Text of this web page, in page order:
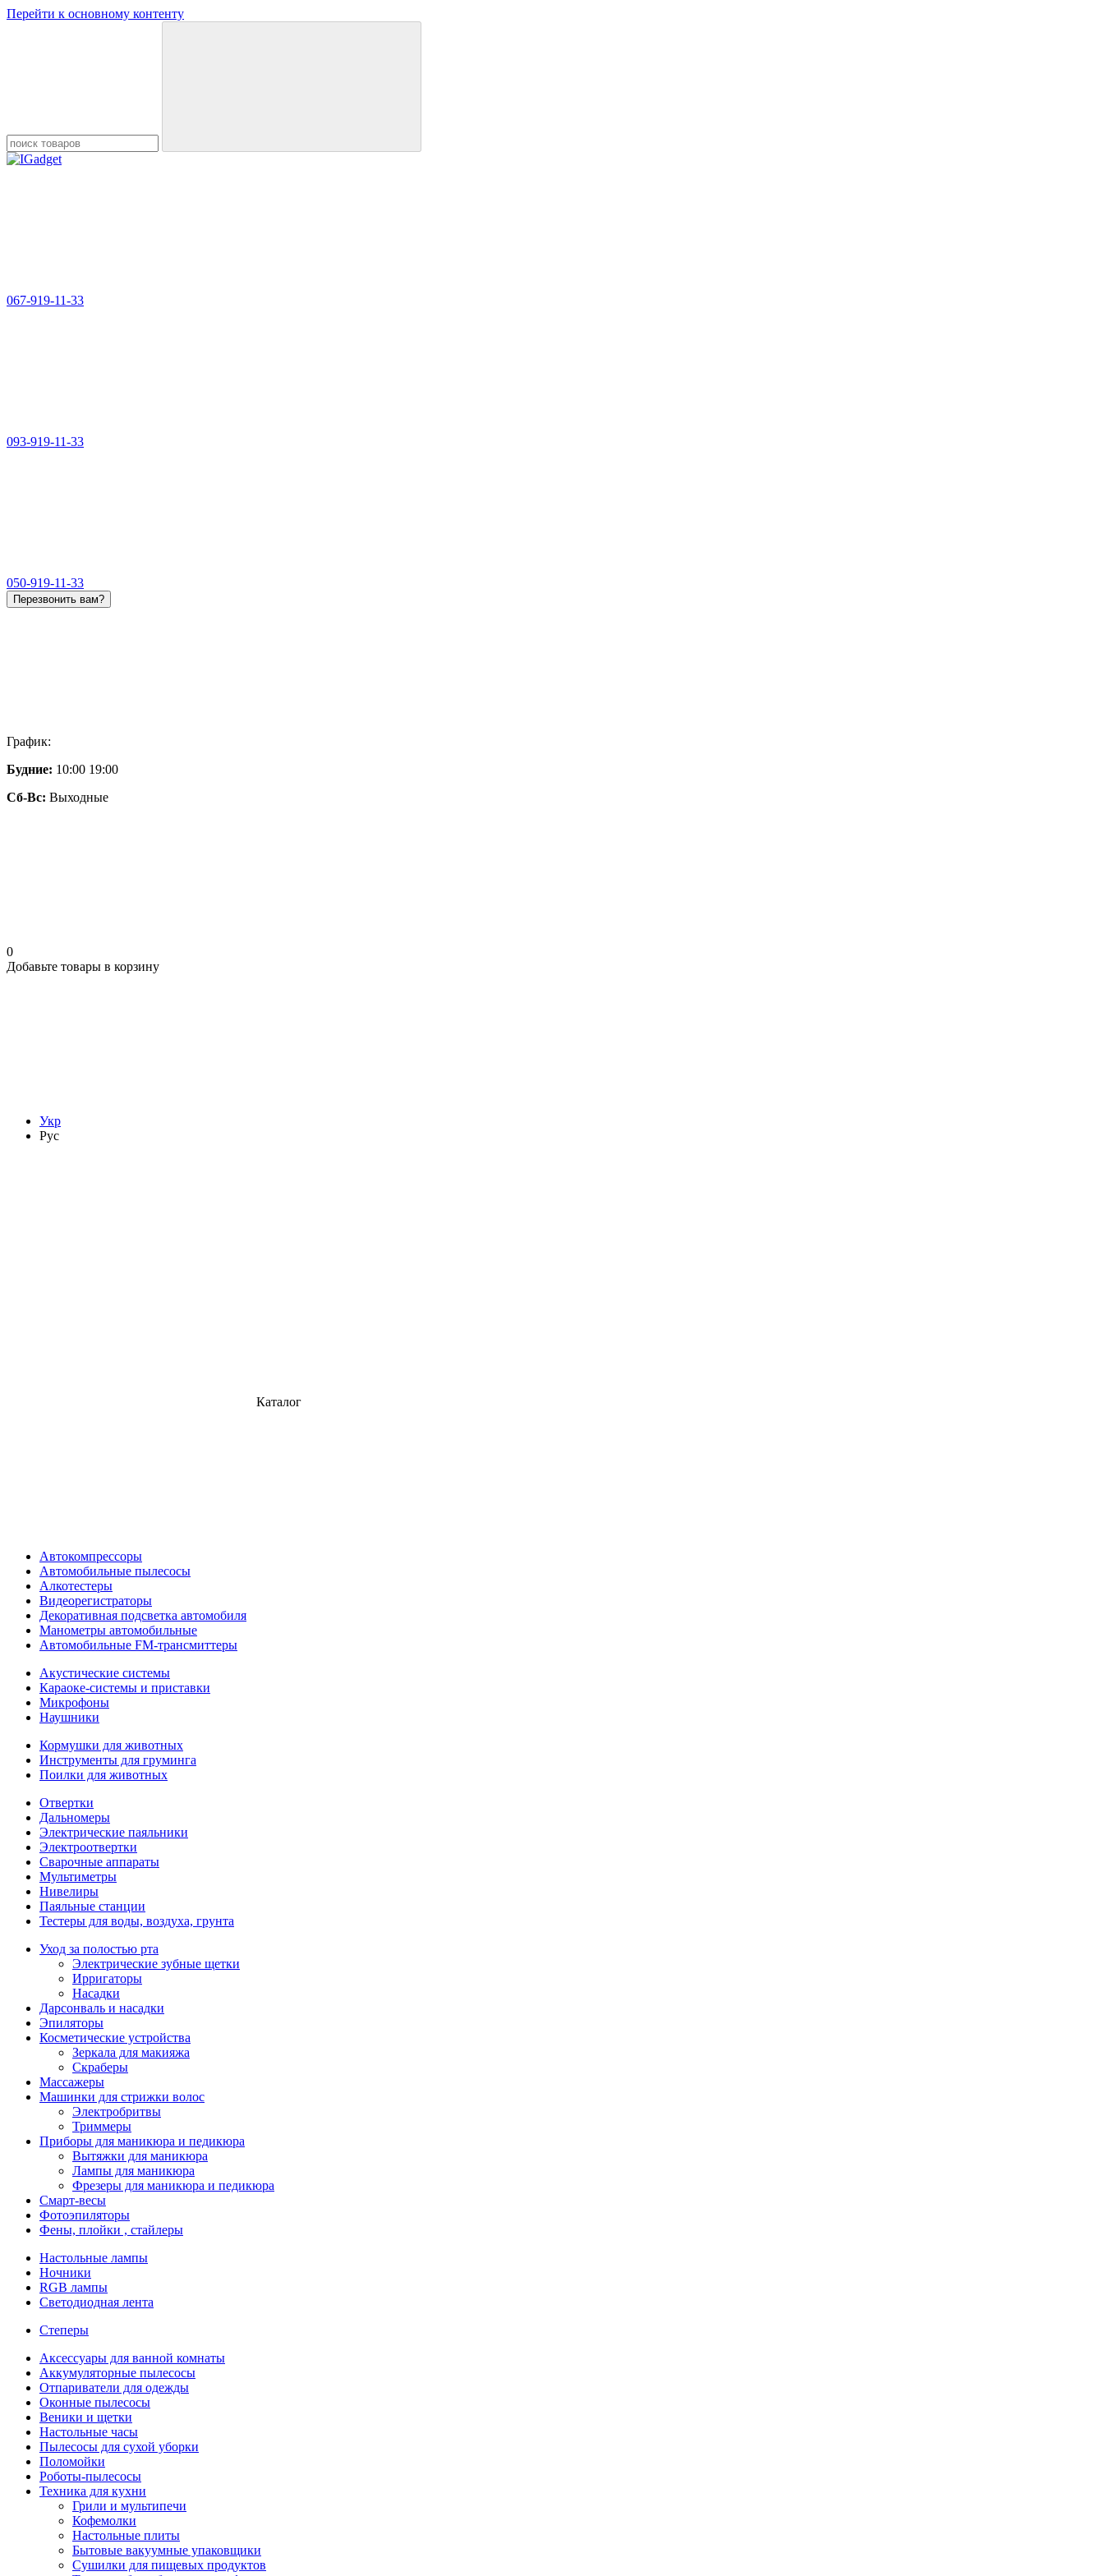
Перейти к основному контенту
067-919-11-33
093-919-11-33
050-919-11-33
Перезвонить вам?
График:
Будние: 10:00 19:00
Сб-Вс: Выходные
0
Добавьте товары в корзину
Укр
Рус
Каталог
Автокомпрессоры
Автомобильные пылесосы
Алкотестеры
Видеорегистраторы
Декоративная подсветка автомобиля
Манометры автомобильные
Автомобильные FM-трансмиттеры
Акустические системы
Караоке-системы и приставки
Микрофоны
Наушники
Кормушки для животных
Инструменты для груминга
Поилки для животных
Отвертки
Дальномеры
Электрические паяльники
Электроотвертки
Сварочные аппараты
Мультиметры
Нивелиры
Паяльные станции
Тестеры для воды, воздуха, грунта
Уход за полостью рта
Электрические зубные щетки
Ирригаторы
Насадки
Дарсонваль и насадки
Эпиляторы
Косметические устройства
Зеркала для макияжа
Скраберы
Массажеры
Машинки для стрижки волос
Электробритвы
Триммеры
Приборы для маникюра и педикюра
Вытяжки для маникюра
Лампы для маникюра
Фрезеры для маникюра и педикюра
Смарт-весы
Фотоэпиляторы
Фены, плойки , стайлеры
Настольные лампы
Ночники
RGB лампы
Светодиодная лента
Степеры
Аксессуары для ванной комнаты
Аккумуляторные пылесосы
Отпариватели для одежды
Оконные пылесосы
Веники и щетки
Настольные часы
Пылесосы для сухой уборки
Поломойки
Роботы-пылесосы
Техника для кухни
Грили и мультипечи
Кофемолки
Настольные плиты
Бытовые вакуумные упаковщики
Сушилки для пищевых продуктов